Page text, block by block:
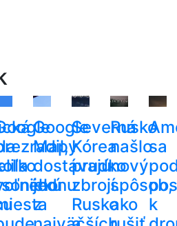
Google
Mapy
dostávajú
jednu
z
Severná
Kórea
prudko
zbrojí.
Rusko
Rusko
našlo
nový
spôsob,
ako
sa
k